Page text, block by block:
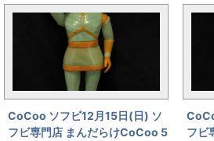
CoCoo ソフビ12月15日(日) ソ
フビ専門店 まんだらけCoCoo 5
フビ